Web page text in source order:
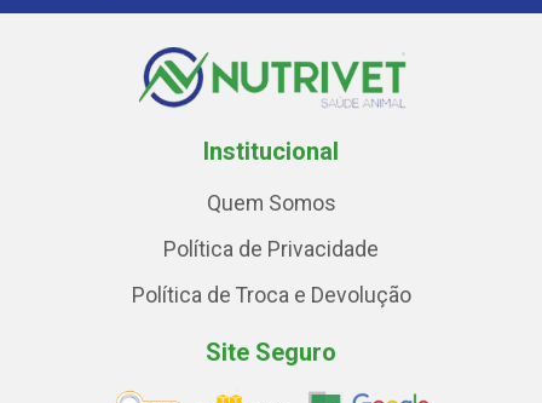
Institucional
Quem Somos
Política de Privacidade
Política de Troca e Devolução
Site Seguro